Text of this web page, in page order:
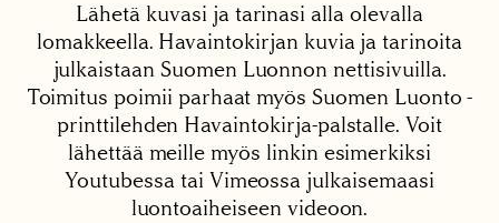
Lähetä kuvasi ja tarinasi alla olevalla
lomakkeella. Havaintokirjan kuvia ja tarinoita
julkaistaan Suomen Luonnon nettisivuilla.
Toimitus poimii parhaat myös Suomen Luonto -
printtilehden Havaintokirja-palstalle. Voit
lähettää meille myös linkin esimerkiksi
Youtubessa tai Vimeossa julkaisemaasi
luontoaiheiseen videoon.